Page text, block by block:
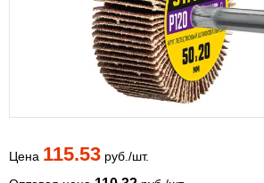
Цена 115.53 руб./шт.